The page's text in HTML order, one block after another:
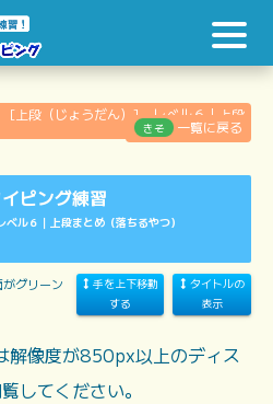
上段（じょうだん）] レベル６｜上段
きそ 一覧に戻る
ピング練習
ル６｜上段まとめ（落ちるやつ）
グリーン
手を上下移動
する
タイトルの
表示
解像度が850px以上のディス
してください。